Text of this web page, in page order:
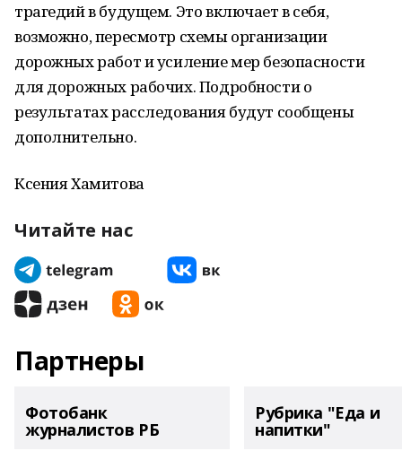
трагедий в будущем. Это включает в себя,
возможно, пересмотр схемы организации
дорожных работ и усиление мер безопасности
для дорожных рабочих. Подробности о
результатах расследования будут сообщены
дополнительно.
Ксения Хамитова
Читайте нас
Партнеры
Фотобанк
журналистов РБ
Рубрика "Еда и
напитки"